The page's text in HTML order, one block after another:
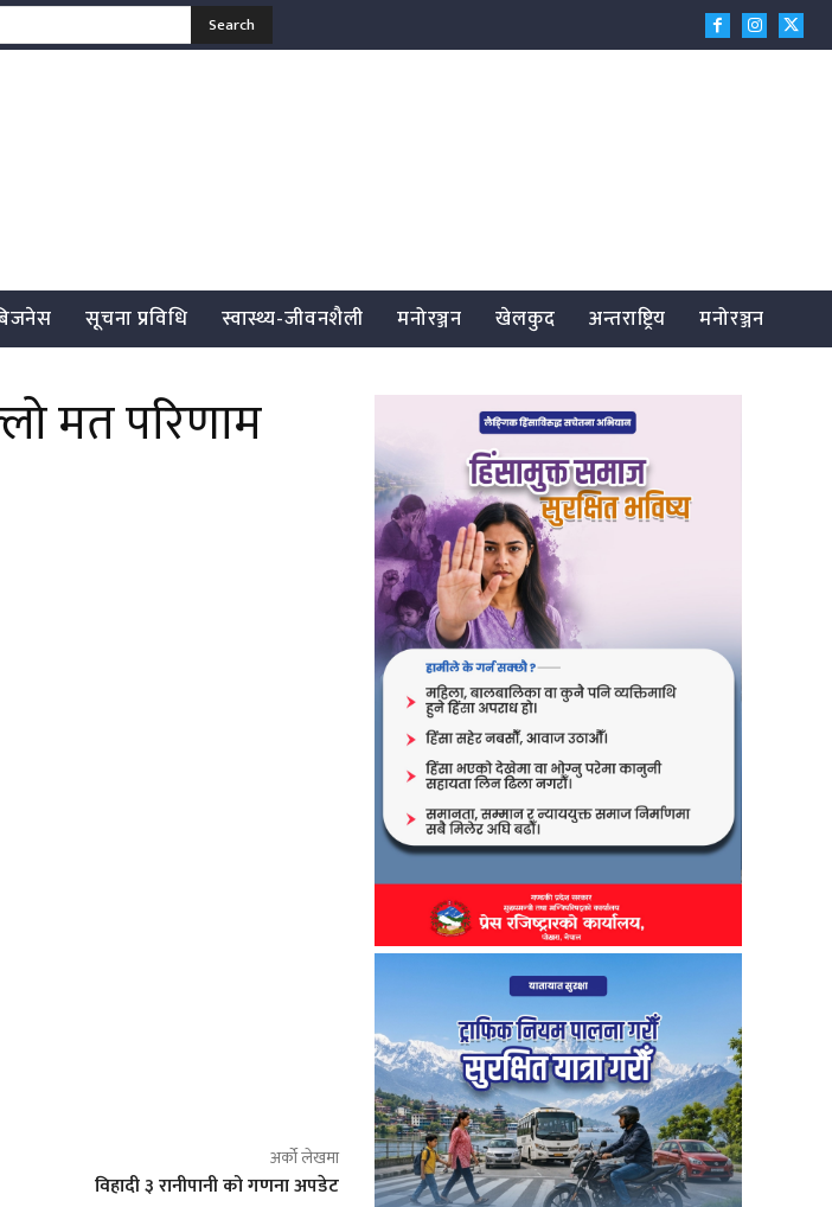
Search
सूचना प्रविधि स्वास्थ्य-जीवनशैली मनोरञ्जन खेलकुद अन्तराष्ट्रिय मनोरञ्जन
मत परिणाम
अर्को लेखमा
विहादी ३ रानीपानी को गणना अपडेट